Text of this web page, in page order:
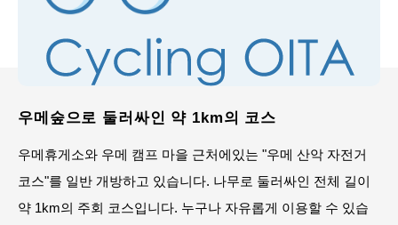
우메숲으로 둘러싸인 약 1km의 코스
우메휴게소와 우메 캠프 마을 근처에있는 "우메 산악 자전거
코스"를 일반 개방하고 있습니다. 나무로 둘러싸인 전체 길이
약 1km의 주회 코스입니다. 누구나 자유롭게 이용할 수 있습